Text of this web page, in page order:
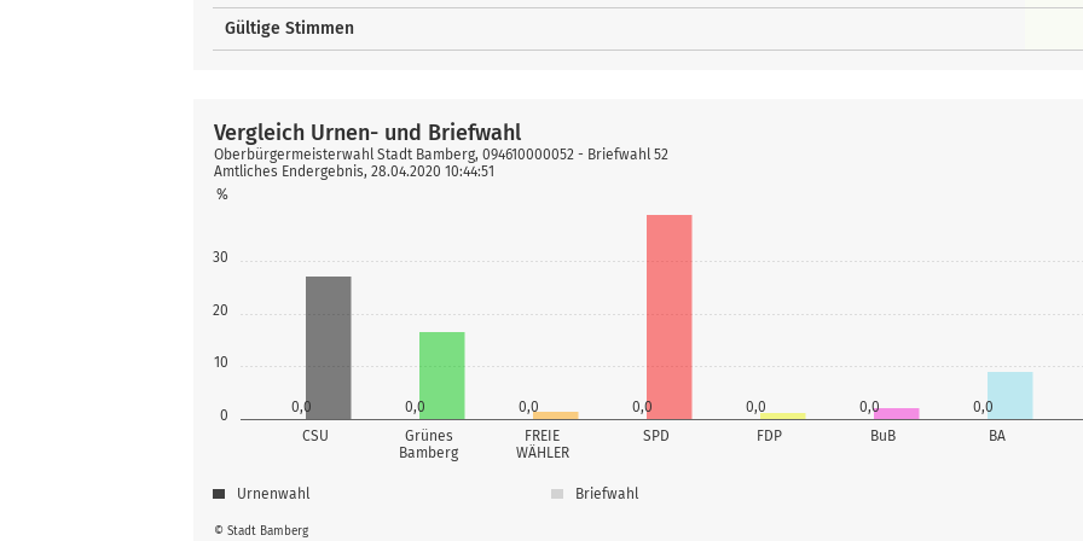
Gültige Stimmen
0
10
20
30
%
CSU
Grünes
Bamberg
FREIE
WÄHLER
SPD FDP BuB BA
0,0 0,0 0,0 0,0 0,0 0,0 0,0
© Stadt Bamberg
Vergleich Urnen- und Briefwahl
Oberbürgermeisterwahl Stadt Bamberg, 094610000052 - Briefwahl 52
Amtliches Endergebnis, 28.04.2020 10:44:51
Urnenwahl Briefwahl